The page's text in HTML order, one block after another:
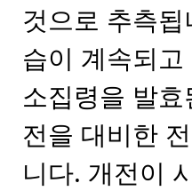
것으로 추측
습이 계속되
소집령을 발
전을 대비한
니다. 개전이